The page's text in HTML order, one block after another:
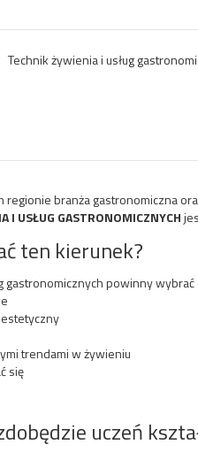
Technik żywienia i usług
regionie branża gastronomiczna
I USŁUG GASTRONOMICZNYCH
ten kierunek?
gastronomicznych powinny
trendami w żywieniu
się
uczeń